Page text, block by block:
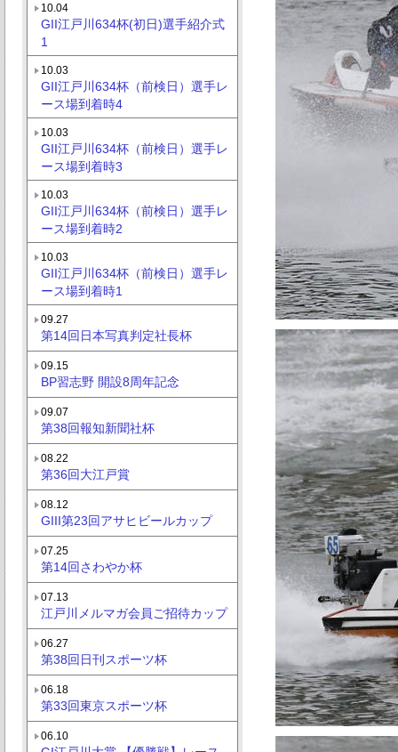
10.04
GII江戸川634杯(初日)選手紹介式
1
10.03
GII江戸川634杯（前検日）選手レ
ース場到着時4
10.03
GII江戸川634杯（前検日）選手レ
ース場到着時3
10.03
GII江戸川634杯（前検日）選手レ
ース場到着時2
10.03
GII江戸川634杯（前検日）選手レ
ース場到着時1
09.27
第14回日本写真判定社長杯
09.15
BP習志野 開設8周年記念
09.07
第38回報知新聞社杯
08.22
第36回大江戸賞
08.12
GIII第23回アサヒビールカップ
07.25
第14回さわやか杯
07.13
江戸川メルマガ会員ご招待カップ
06.27
第38回日刊スポーツ杯
06.18
第33回東京スポーツ杯
06.10